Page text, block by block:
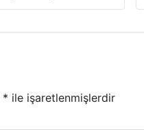
* ile işaretlenmişlerdir